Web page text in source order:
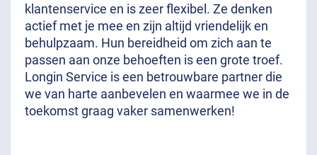
klantenservice en is zeer flexibel. Ze denken
actief met je mee en zijn altijd vriendelijk en
behulpzaam. Hun bereidheid om zich aan te
passen aan onze behoeften is een grote troef.
Longin Service is een betrouwbare partner die
we van harte aanbevelen en waarmee we in de
toekomst graag vaker samenwerken!